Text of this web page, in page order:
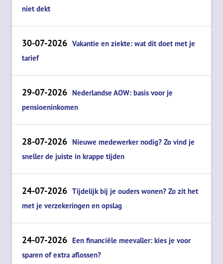
niet dekt
30-07-2026 Vakantie en ziekte: wat dit doet met je
tarief
29-07-2026 Nederlandse AOW: basis voor je
pensioeninkomen
28-07-2026 Nieuwe medewerker nodig? Zo vind je
sneller de juiste in krappe tijden
24-07-2026 Tijdelijk bij je ouders wonen? Zo zit het
met je verzekeringen en opslag
24-07-2026 Een financiële meevaller: kies je voor
sparen of extra aflossen?